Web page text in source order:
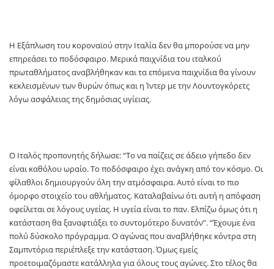
Η Εξάπλωση του κοροναϊού στην Ιταλία δεν θα μπορούσε να μην
επηρεάσει το ποδόσφαιρο. Μερικά παιχνίδια του ιταλκού
πρωταθλήματος αναβλήθηκαν και τα επόμενα παιχνίδια θα γίνουν
κεκλεισμένων των θυρών όπως και η Ίντερ με την Λουντογκόρετς
λόγω ασφάλειας της δημόσιας υγίειας.
Ο Ιταλός προπονητής δήλωσε: “Το να παίζεις σε άδειο γήπεδο δεν
είναι καθόλου ωραίο. Το ποδόσφαιρο έχει ανάγκη από τον κόσμο. Οι
φίλαθλοι δημιουργούν όλη την ατμόσφαιρα. Αυτό είναι το πιο
όμορφο στοιχείο του αθλήματος. Καταλαβαίνω ότι αυτή η απόφαση
οφείλεται σε λόγους υγείας. Η υγεία είναι το παν. Ελπίζω όμως ότι η
κατάσταση θα ξαναφτιάξει το συντομότερο δυνατόν”. “Έχουμε ένα
πολύ δύσκολο πρόγραμμα. Ο αγώνας που αναβλήθηκε κόντρα στη
Σαμπντόρια περιέπλεξε την κατάσταση. Όμως εμείς
προετοιμαζόμαστε κατάλληλα για όλους τους αγώνες. Στο τέλος θα